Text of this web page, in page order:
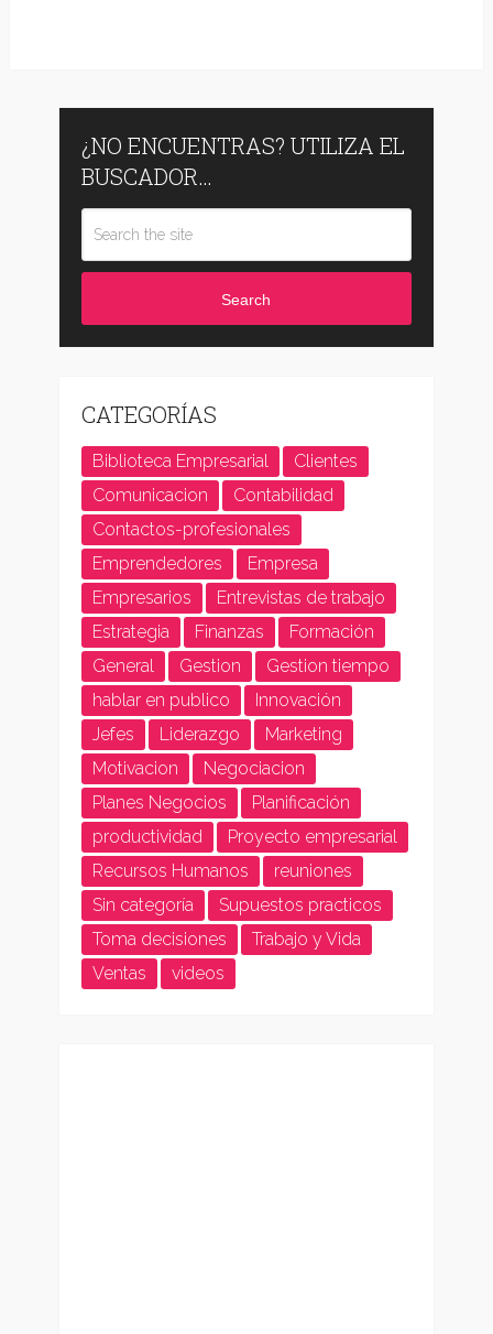
¿NO ENCUENTRAS? UTILIZA EL
BUSCADOR…
Search
CATEGORÍAS
Biblioteca Empresarial
Clientes
Comunicacion
Contabilidad
Contactos-profesionales
Emprendedores
Empresa
Empresarios
Entrevistas de trabajo
Estrategia
Finanzas
Formación
General
Gestion
Gestion tiempo
hablar en publico
Innovación
Jefes
Liderazgo
Marketing
Motivacion
Negociacion
Planes Negocios
Planificación
productividad
Proyecto empresarial
Recursos Humanos
reuniones
Sin categoría
Supuestos practicos
Toma decisiones
Trabajo y Vida
Ventas
videos